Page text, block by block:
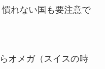
れない国も要注意で
オメガ（スイスの時